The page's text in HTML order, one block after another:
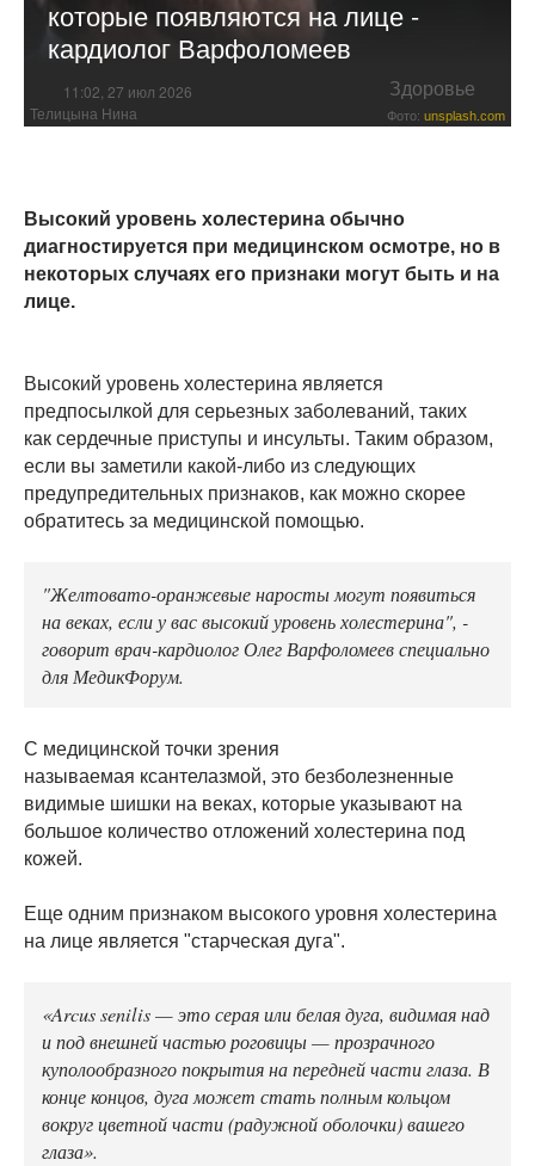
которые появляются на лице -
кардиолог Варфоломеев
11:02, 27 июл 2026 Здоровье
Телицына Нина Фото: unsplash.com
Высокий уровень холестерина обычно
диагностируется при медицинском осмотре, но в
некоторых случаях его признаки могут быть и на
лице.
Высокий уровень холестерина является
предпосылкой для серьезных заболеваний, таких
как сердечные приступы и инсульты. Таким образом,
если вы заметили какой-либо из следующих
предупредительных признаков, как можно скорее
обратитесь за медицинской помощью.
"Желтовато-оранжевые наросты могут появиться
на веках, если у вас высокий уровень холестерина", -
говорит врач-кардиолог Олег Варфоломеев специально
для МедикФорум.
С медицинской точки зрения
называемая ксантелазмой, это безболезненные
видимые шишки на веках, которые указывают на
большое количество отложений холестерина под
кожей.
Еще одним признаком высокого уровня холестерина
на лице является "старческая дуга".
«Arcus senilis — это серая или белая дуга, видимая над
и под внешней частью роговицы — прозрачного
куполообразного покрытия на передней части глаза. В
конце концов, дуга может стать полным кольцом
вокруг цветной части (радужной оболочки) вашего
глаза».